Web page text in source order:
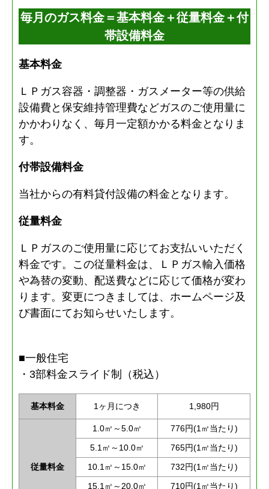
毎月のガス料金＝基本料金＋従量料金＋付
帯設備料金
基本料金
ＬＰガス容器・調整器・ガスメーター等の供給
設備費と保安維持管理費などガスのご使用量に
かかわりなく、毎月一定額かかる料金となりま
す。
付帯設備料金
当社からの有料貸付設備の料金となります。
従量料金
ＬＰガスのご使用量に応じてお支払いいただく
料金です。この従量料金は、ＬＰガス輸入価格
や為替の変動、配送費などに応じて価格が変わ
ります。変更につきましては、ホームページ及
び書面にてお知らせいたします。
■一般住宅
・3部料金スライド制（税込）
基本料金 1ヶ月につき 1,980円
従量料金
1.0㎥～5.0㎥
776円(1㎥当たり)
5.1㎥～10.0㎥
765円(1㎥当たり)
10.1㎥～15.0㎥
732円(1㎥当たり)
15.1㎥～20.0㎥
710円(1㎥当たり)